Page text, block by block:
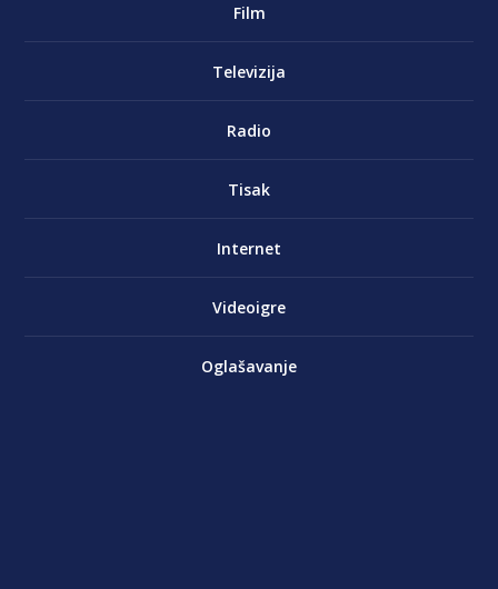
Film
Televizija
Radio
Tisak
Internet
Videoigre
Oglašavanje